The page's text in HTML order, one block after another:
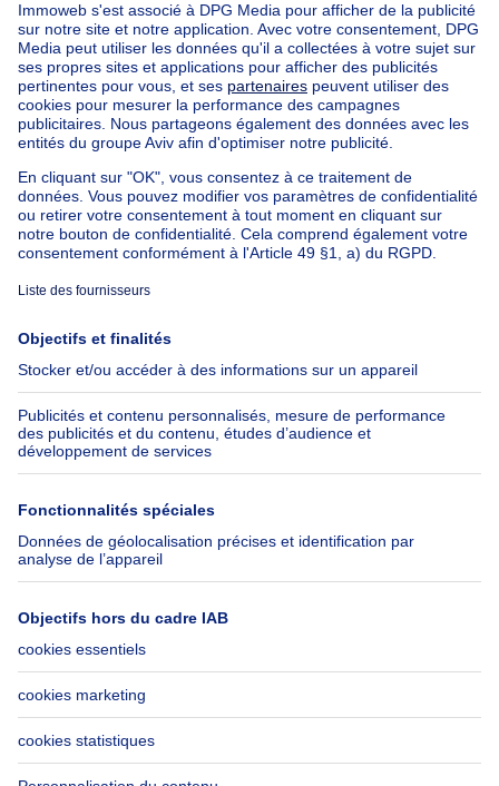
Nos biens pas chèrsMaison à vendre pas cher
Appartements à louer pas cher
Nos biens à louer avec chambres
Appartement à vendre avec 3 chambres
Maison à vendre avec 3 chambres
Appartement à louer avec 3 chambres
Maison à louer avec 3 chambres
Appartement à louer avec 3 chambres Bruxelles-ville
À propos
Immoweb
Presse
Emplois
Groupe Axel Springer
SeLoger.com
Immowelt.de
Outils
Belfius
Assurances
Check-list déménagement
Aide
FAQ
Accessibilité
Contactez-nous
Suivez-nous
LinkedIn
Immoweb SA © 2026 - Tous droits réservés
Conditions d'utilisation Gestion des cookies Vie privée